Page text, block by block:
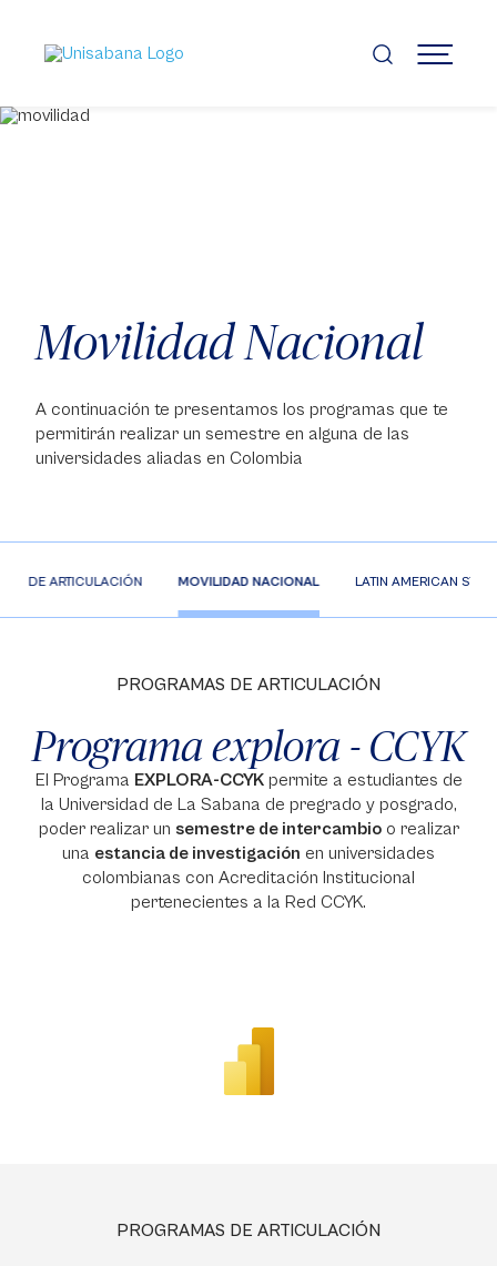
contenido
principal
MENÚ
Movilidad Nacional
A continuación te presentamos los programas que te
permitirán realizar un semestre en alguna de las
universidades aliadas en Colombia
DE ARTICULACIÓN MOVILIDAD NACIONAL LATIN AMERICAN
PROGRAMAS DE ARTICULACIÓN
Programa explora - CCYK
El Programa EXPLORA-CCYKpermite a estudiantes de
la Universidad de La Sabana de pregrado y posgrado,
poder realizar un semestre de intercambioo realizar
una estancia de investigación en universidades
colombianas con Acreditación Institucional
pertenecientes a la Red CCYK.
PROGRAMAS DE ARTICULACIÓN